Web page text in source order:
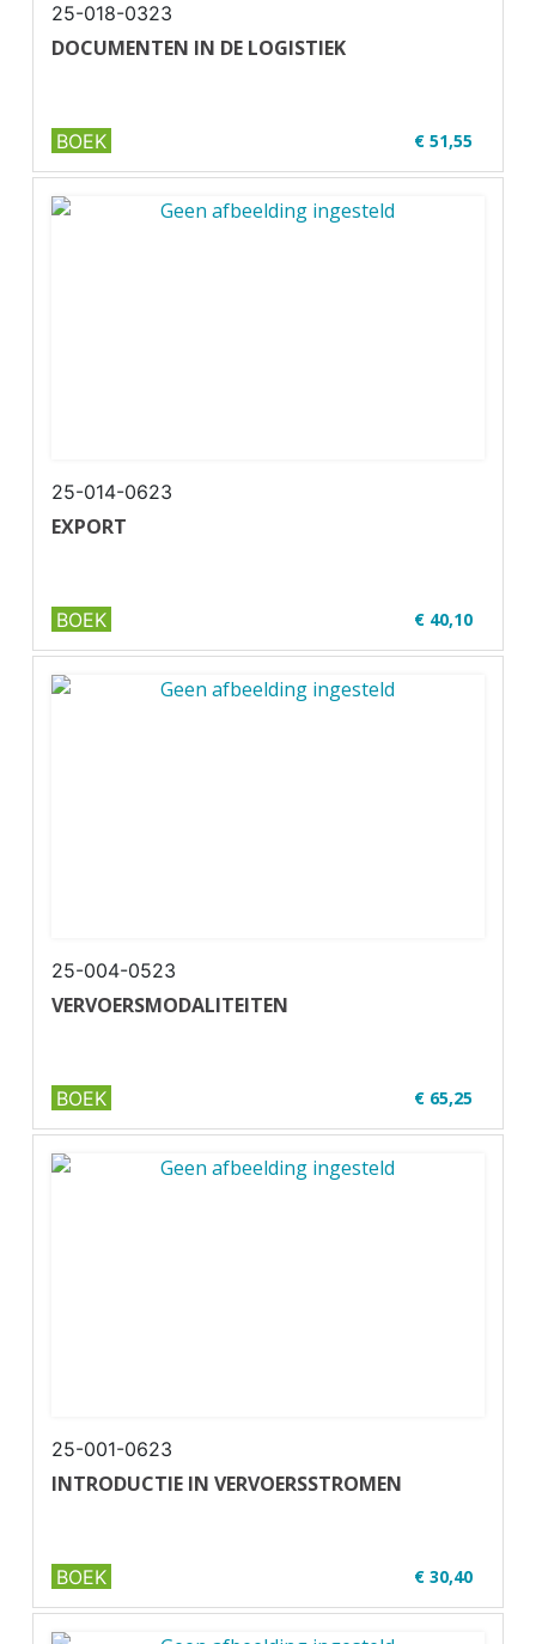
25-018-0323
DOCUMENTEN IN DE LOGISTIEK
€ 51,55
✔ MBO 1-4
✔ Full colour
BOEK
25-014-0623
EXPORT
€ 40,10
✔ Niveau MBO 3-4
✔ Full colour
BOEK
25-004-0523
VERVOERSMODALITEITEN
€ 65,25
✔ Niveau 1-2
✔ Full colour
BOEK
25-001-0623
INTRODUCTIE IN VERVOERSSTROMEN
€ 30,40
✔ Niveau MBO 1-2
BOEK